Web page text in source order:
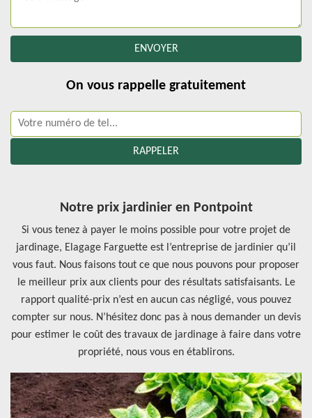
On vous rappelle gratuitement
Notre prix jardinier en Pontpoint
Si vous tenez à payer le moins possible pour votre projet de
jardinage, Elagage Farguette est l’entreprise de jardinier qu’il
vous faut. Nous faisons tout ce que nous pouvons pour proposer
le meilleur prix aux clients pour des résultats satisfaisants. Le
rapport qualité-prix n’est en aucun cas négligé, vous pouvez
compter sur nous. N’hésitez donc pas à nous demander un devis
pour estimer le coût des travaux de jardinage à faire dans votre
propriété, nous vous en établirons.